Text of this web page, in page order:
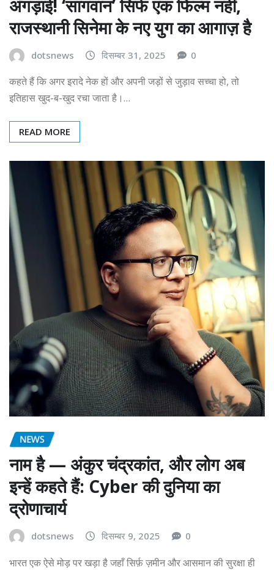
अंगड़ाई! ‘सागवान’ सिर्फ एक फिल्म नहीं,
राजस्थानी सिनेमा के नए युग का आगाज़ है
dotsnews दिसम्बर 31, 2025 0
कहते हैं कि अगर इरादे नेक हों और अपनी जड़ों से जुड़ाव सच्चा हो, तो
इतिहास खुद-ब-खुद रचा जाता है।…
READ MORE
NEWS
नाम है — अंकुर चंद्रकांत, और लोग अब
इन्हें कहते हैं: Cyber की दुनिया का
द्रोणाचार्य
dotsnews दिसम्बर 9, 2025 0
भारत एक ऐसे मोड़ पर खड़ा है जहाँ सिर्फ़ ज़मीन और आसमान की सुरक्षा ही